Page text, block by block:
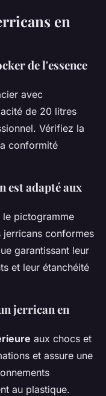
en
de l'essence
avec
de 20 litres
Vérifiez la
conformité
est adapté aux
le pictogramme
conformes
garantissant leur
et leur étanchéité
jerrican en
aux chocs et
et assure une
au plastique.